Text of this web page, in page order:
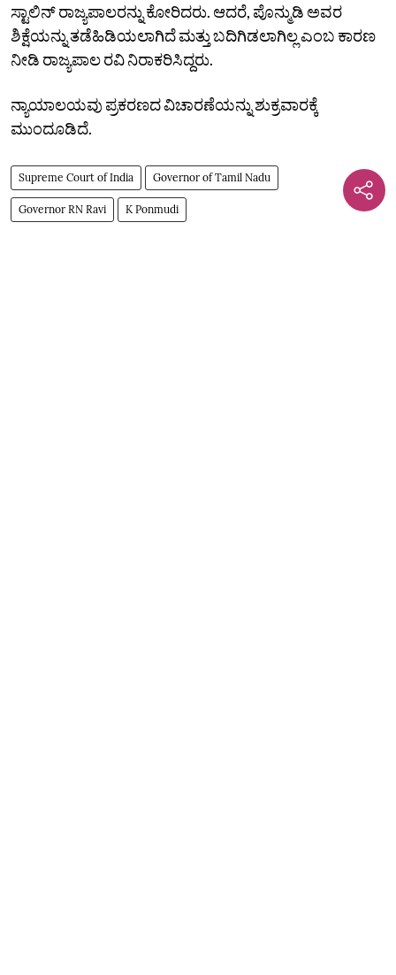
ಸ್ಟಾಲಿನ್ ರಾಜ್ಯಪಾಲರನ್ನು ಕೋರಿದರು. ಆದರೆ, ಪೊನ್ಮುಡಿ ಅವರ
ಶಿಕ್ಷೆಯನ್ನು ತಡೆಹಿಡಿಯಲಾಗಿದೆ ಮತ್ತು ಬದಿಗಿಡಲಾಗಿಲ್ಲ ಎಂಬ ಕಾರಣ
ನೀಡಿ ರಾಜ್ಯಪಾಲ ರವಿ ನಿರಾಕರಿಸಿದ್ದರು.
ನ್ಯಾಯಾಲಯವು ಪ್ರಕರಣದ ವಿಚಾರಣೆಯನ್ನು ಶುಕ್ರವಾರಕ್ಕೆ
ಮುಂದೂಡಿದೆ.
Supreme Court of India Governor of Tamil Nadu
Governor RN Ravi K Ponmudi